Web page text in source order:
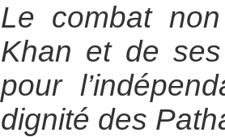
Le combat
Khan et de
pour
dignité des